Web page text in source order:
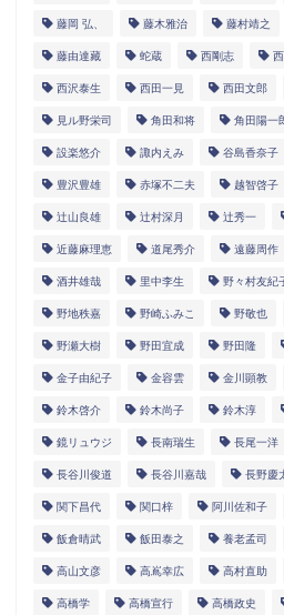
藤岡 弘、 藤木雅治 藤村靖之
藤由達藏 蛇蔵 西剛志
西沢泰生 西田一見 西田文郎
見ル野栄司 角田和将 角田陽一
設楽悠介 諏内えみ 谷島香奈子
豊沢豊雄 赤塚不二夫 越智啓子
辻山良雄 辻村深月 辻秀一
近藤麻理恵 道尾秀介 遠藤周作
酒井雄哉 里中李生 野々村友紀
野地秩嘉 野崎ふみこ 野敬也
野瀬大樹 野田宜成 野田隆
金子由紀子 金容雲 金川顕教
鈴木啓介 鈴木尚子 鈴木淳
鏡リュウジ 長南瑞生 長尾一洋
長谷川俊道 長谷川嘉哉 長野慶
関下昌代 関口梓 阿川佐和子
飯倉晴武 飯田泰之 養老孟司
高山文彦 高嶌幸広 高村直助
高橋学 高橋宣行 高橋政史